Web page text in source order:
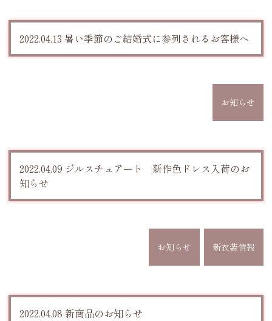
2022.04.13 暑い季節のご結婚式に参列されるお客様へ
お知らせ
2022.04.09 ジルスチュアート 新作色ドレス入荷のお
知らせ
お知らせ 新衣装情報
2022.04.08 新商品のお知らせ